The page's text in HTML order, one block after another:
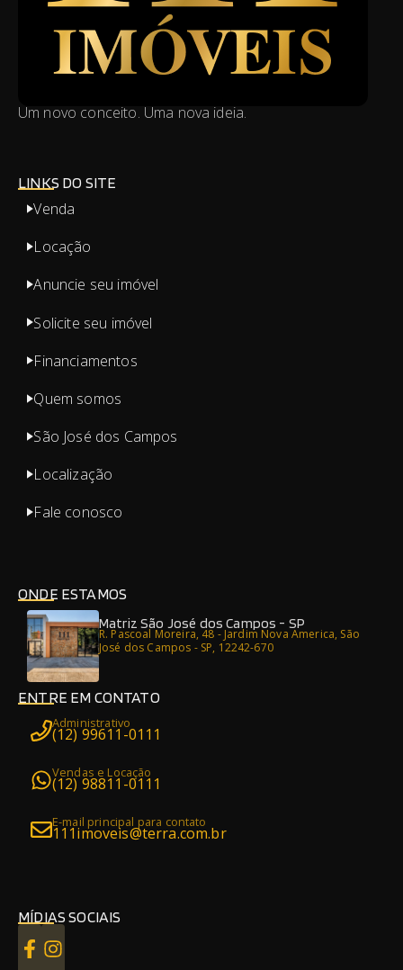
Um novo conceito. Uma nova ideia.
LINKS DO SITE
Venda
Locação
Anuncie seu imóvel
Solicite seu imóvel
Financiamentos
Quem somos
São José dos Campos
Localização
Fale conosco
ONDE ESTAMOS
Matriz São José dos Campos - SP
R. Pascoal Moreira, 48 - Jardim Nova America, São
José dos Campos - SP, 12242-670
ENTRE EM CONTATO
Administrativo
(12) 99611-0111
Vendas e Locação
(12) 98811-0111
E-mail principal para contato
111imoveis@terra.com.br
MÍDIAS SOCIAIS